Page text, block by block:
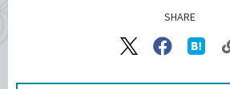
SHARE
X（旧
で
Facebook
シ
な